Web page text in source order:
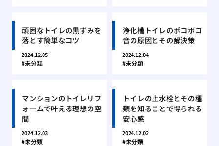
頑固なトイレの黒ずみを
落とす簡単なコツ
2024.12.05
未分類
浄化槽トイレのボコボコ
音の原因とその解決策
2024.12.04
未分類
マンションのトイレリフ
ォームで叶える理想の空
間
2024.12.03
未分類
トイレの止水栓とその種
類を知ることで得られる
安心感
2024.12.02
未分類